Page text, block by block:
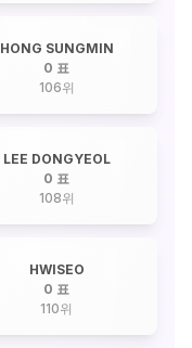
HONG SUNGMIN
0 표
106위
LEE DONGYEOL
0 표
108위
HWISEO
0 표
110위